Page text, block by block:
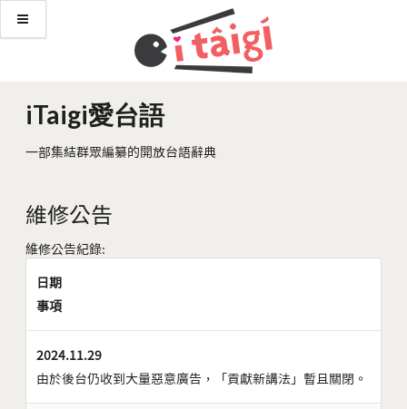
iTaigi愛台語
一部集結群眾編纂的開放台語辭典
維修公告
維修公告紀錄:
日期
事項
2024.11.29
由於後台仍收到大量惡意廣告，「貢獻新講法」暫且關閉。